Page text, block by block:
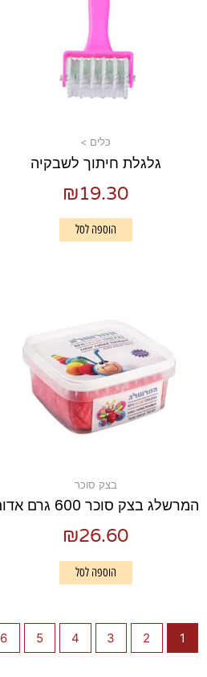
כלים >
גלגלת חיתוך לשבקיה
₪19.30
הוספה לסל
בצק סוכר
המרשלג בצק סוכר 600 גרם אדום
₪26.60
הוספה לסל
1
2
3
4
5
6